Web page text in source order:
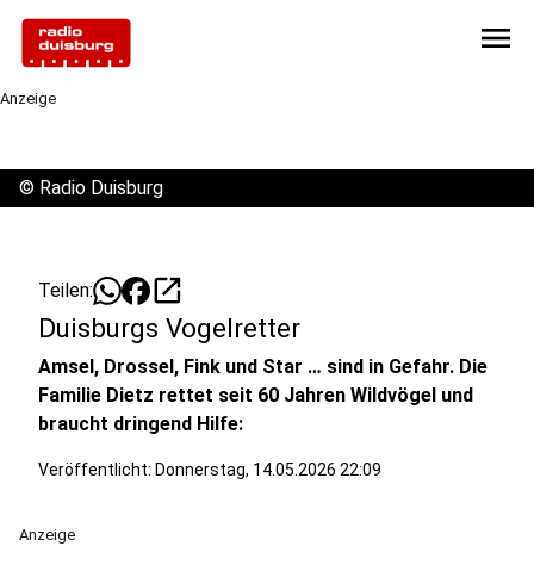
menu
Anzeige
© Radio Duisburg
Teilen: open_in_new
Duisburgs Vogelretter
Amsel, Drossel, Fink und Star … sind in Gefahr. Die
Familie Dietz rettet seit 60 Jahren Wildvögel und
braucht dringend Hilfe:
Veröffentlicht: Donnerstag, 14.05.2026 22:09
Anzeige